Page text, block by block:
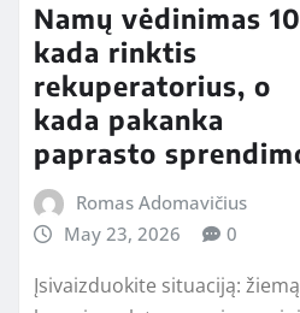
Namų vėdinimas
kada rinktis
rekuperatorius, o
kada pakanka
paprasto
Romas Adomavičius
May 23, 2026
0
Įsivaizduokite situaciją: žiemą